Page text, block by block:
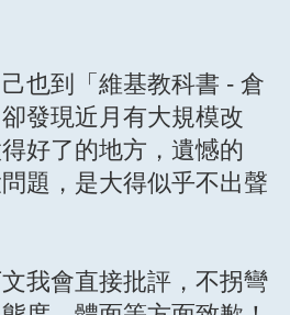
也到「維基教科書 - 倉
發現近月有大規模改
好了的地方，遺憾的
題，是大得似乎不出聲
我會直接批評，不拐彎